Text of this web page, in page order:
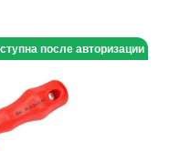
после авторизации